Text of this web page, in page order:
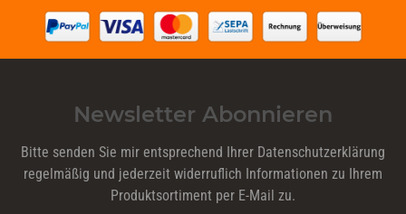
Newsletter Abonnieren
Bitte senden Sie mir entsprechend Ihrer Datenschutzerklärung
regelmäßig und jederzeit widerruflich Informationen zu Ihrem
Produktsortiment per E-Mail zu.